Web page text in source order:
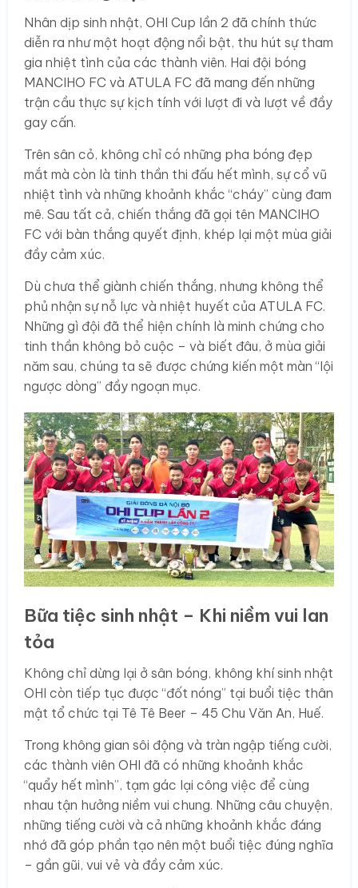
Nhân dịp sinh nhật, OHI Cup lần 2 đã chính thức
diễn ra như một hoạt động nổi bật, thu hút sự tham
gia nhiệt tình của các thành viên. Hai đội bóng
MANCIHO FC và ATULA FC đã mang đến những
trận cầu thực sự kịch tính với lượt đi và lượt về đầy
gay cấn.
Trên sân cỏ, không chỉ có những pha bóng đẹp
mắt mà còn là tinh thần thi đấu hết mình, sự cổ vũ
nhiệt tình và những khoảnh khắc “cháy” cùng đam
mê. Sau tất cả, chiến thắng đã gọi tên MANCIHO
FC với bàn thắng quyết định, khép lại một mùa giải
đầy cảm xúc.
Dù chưa thể giành chiến thắng, nhưng không thể
phủ nhận sự nỗ lực và nhiệt huyết của ATULA FC.
Những gì đội đã thể hiện chính là minh chứng cho
tinh thần không bỏ cuộc – và biết đâu, ở mùa giải
năm sau, chúng ta sẽ được chứng kiến một màn “lội
ngược dòng” đầy ngoạn mục.
Bữa tiệc sinh nhật – Khi niềm vui lan
tỏa
Không chỉ dừng lại ở sân bóng, không khí sinh nhật
OHI còn tiếp tục được “đốt nóng” tại buổi tiệc thân
mật tổ chức tại Tê Tê Beer – 45 Chu Văn An, Huế.
Trong không gian sôi động và tràn ngập tiếng cười,
các thành viên OHI đã có những khoảnh khắc
“quẩy hết mình”, tạm gác lại công việc để cùng
nhau tận hưởng niềm vui chung. Những câu chuyện,
những tiếng cười và cả những khoảnh khắc đáng
nhớ đã góp phần tạo nên một buổi tiệc đúng nghĩa
– gần gũi, vui vẻ và đầy cảm xúc.